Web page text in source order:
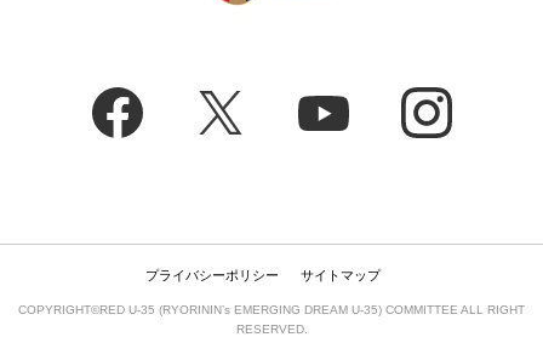
プライバシーポリシー サイトマップ
COPYRIGHT©RED U-35 (RYORININ’s EMERGING DREAM U-35) COMMITTEE ALL RIGHT
RESERVED.